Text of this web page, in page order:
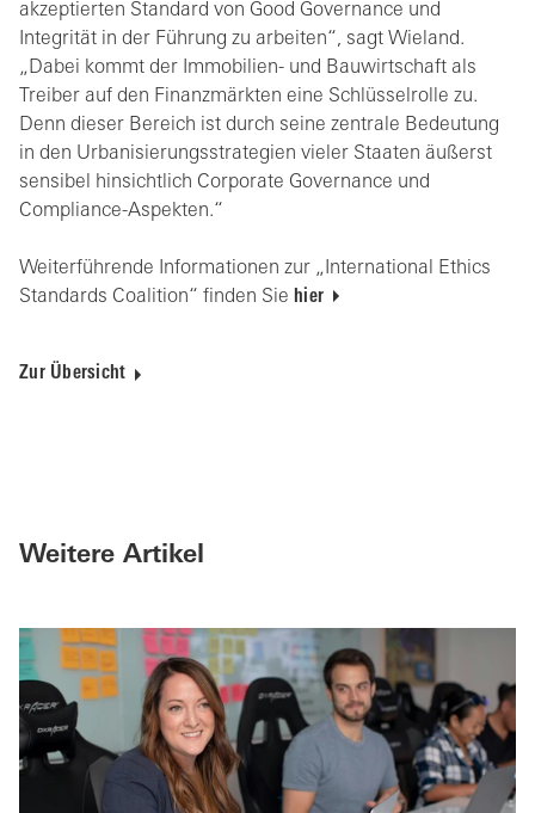
akzeptierten Standard von Good Governance und
Integrität in der Führung zu arbeiten“, sagt Wieland.
„Dabei kommt der Immobilien- und Bauwirtschaft als
Treiber auf den Finanzmärkten eine Schlüsselrolle zu.
Denn dieser Bereich ist durch seine zentrale Bedeutung
in den Urbanisierungsstrategien vieler Staaten äußerst
sensibel hinsichtlich Corporate Governance und
Compliance-Aspekten.“
Weiterführende Informationen zur „International Ethics
Standards Coalition“ finden Sie hier
Zur Übersicht
Weitere Artikel